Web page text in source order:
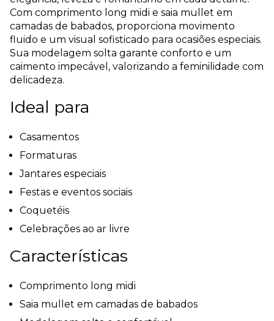
Com comprimento long midi e saia mullet em
camadas de babados, proporciona movimento
fluido e um visual sofisticado para ocasiões especiais.
Sua modelagem solta garante conforto e um
caimento impecável, valorizando a feminilidade com
delicadeza.
Ideal para
Casamentos
Formaturas
Jantares especiais
Festas e eventos sociais
Coquetéis
Celebrações ao ar livre
Características
Comprimento long midi
Saia mullet em camadas de babados